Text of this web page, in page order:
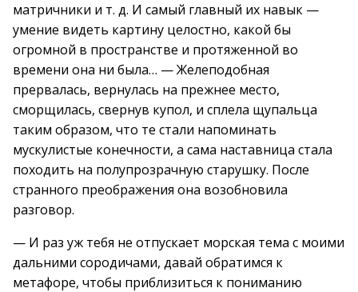
матричники и т. д. И самый главный их навык —
умение видеть картину целостно, какой бы
огромной в пространстве и протяженной во
времени она ни была… — Желеподобная
прервалась, вернулась на прежнее место,
сморщилась, свернув купол, и сплела щупальца
таким образом, что те стали напоминать
мускулистые конечности, а сама наставница стала
походить на полупрозрачную старушку. После
странного преображения она возобновила
разговор.
— И раз уж тебя не отпускает морская тема с моими
дальними сородичами, давай обратимся к
метафоре, чтобы приблизиться к пониманию